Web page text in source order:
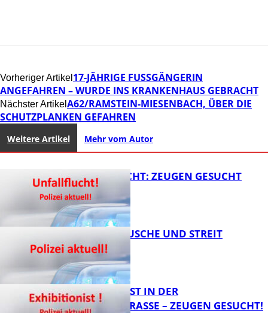
Vorheriger Artikel 17-JÄHRIGE FUSSGÄNGERIN A
NGEFAHREN – WURDE INS KRANKENHAUS GEBRACHT
Nächster Artikel A62/RAMSTEIN-MIESENBACH, ÜBER DIE
SCHUTZPLANKEN GEFAHREN
Weitere Artikel Mehr vom Autor
UNFALLFLUCHT: ZEUGEN GESUCHT
KNALLGERÄUSCHE UND STREIT
EXHIBITIONIST IN DER
VELMANNSTRASSE – ZEUGEN GESUCHT!